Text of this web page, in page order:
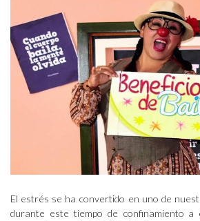
El estrés se ha convertido en uno de
durante este tiempo de confinamiento a